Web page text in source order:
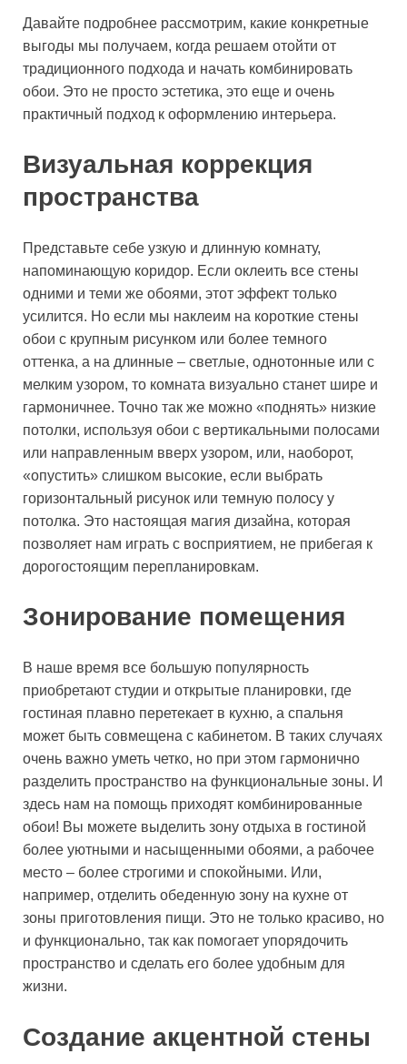
Давайте подробнее рассмотрим, какие конкретные
выгоды мы получаем, когда решаем отойти от
традиционного подхода и начать комбинировать
обои. Это не просто эстетика, это еще и очень
практичный подход к оформлению интерьера.
Визуальная коррекция
пространства
Представьте себе узкую и длинную комнату,
напоминающую коридор. Если оклеить все стены
одними и теми же обоями, этот эффект только
усилится. Но если мы наклеим на короткие стены
обои с крупным рисунком или более темного
оттенка, а на длинные – светлые, однотонные или с
мелким узором, то комната визуально станет шире и
гармоничнее. Точно так же можно «поднять» низкие
потолки, используя обои с вертикальными полосами
или направленным вверх узором, или, наоборот,
«опустить» слишком высокие, если выбрать
горизонтальный рисунок или темную полосу у
потолка. Это настоящая магия дизайна, которая
позволяет нам играть с восприятием, не прибегая к
дорогостоящим перепланировкам.
Зонирование помещения
В наше время все большую популярность
приобретают студии и открытые планировки, где
гостиная плавно перетекает в кухню, а спальня
может быть совмещена с кабинетом. В таких случаях
очень важно уметь четко, но при этом гармонично
разделить пространство на функциональные зоны. И
здесь нам на помощь приходят комбинированные
обои! Вы можете выделить зону отдыха в гостиной
более уютными и насыщенными обоями, а рабочее
место – более строгими и спокойными. Или,
например, отделить обеденную зону на кухне от
зоны приготовления пищи. Это не только красиво, но
и функционально, так как помогает упорядочить
пространство и сделать его более удобным для
жизни.
Создание акцентной стены